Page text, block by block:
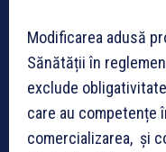
Modificarea adusă
Sănătății în
exclude
care au competențe
comercializarea, și